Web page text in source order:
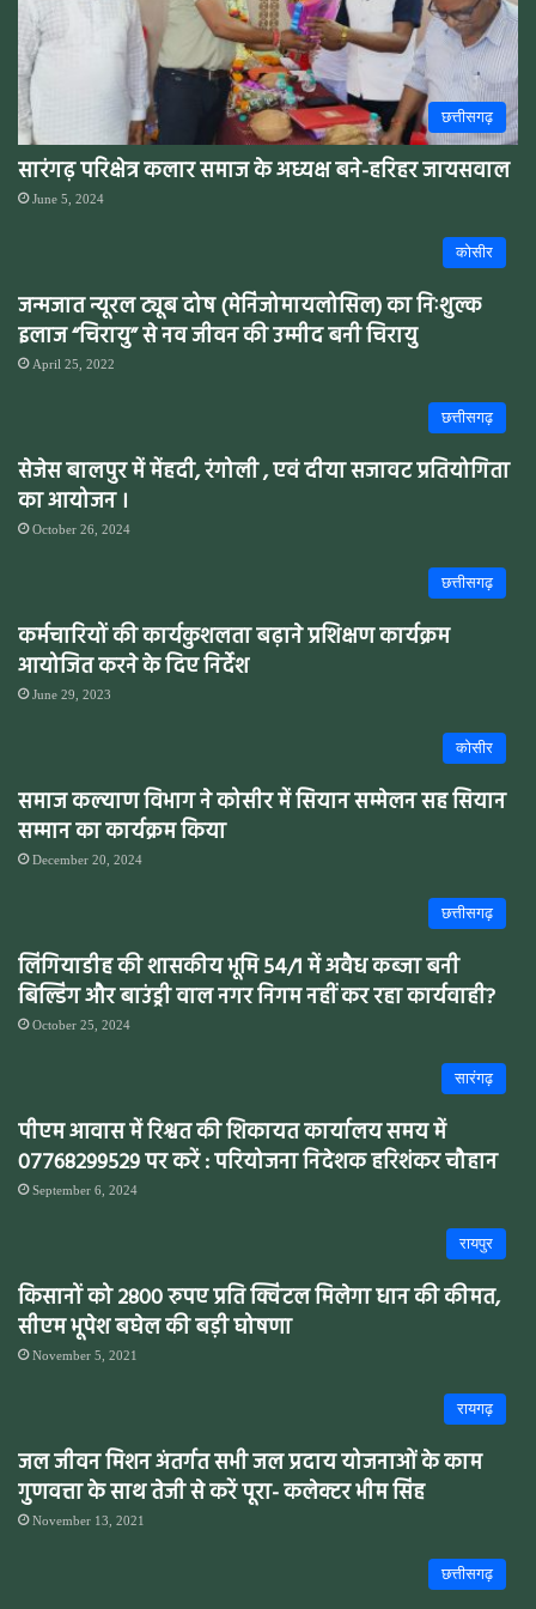
छत्तीसगढ़
सारंगढ़ परिक्षेत्र कलार समाज के अध्यक्ष बने-हरिहर जायसवाल
June 5, 2024
कोसीर
जन्मजात न्यूरल ट्यूब दोष (मेनिंजोमायलोसिल) का निःशुल्क
इलाज “चिरायु” से नव जीवन की उम्मीद बनी चिरायु
April 25, 2022
छत्तीसगढ़
सेजेस बालपुर में मेंहदी, रंगोली , एवं दीया सजावट प्रतियोगिता
का आयोजन ।
October 26, 2024
छत्तीसगढ़
कर्मचारियों की कार्यकुशलता बढ़ाने प्रशिक्षण कार्यक्रम
आयोजित करने के दिए निर्देश
June 29, 2023
कोसीर
समाज कल्याण विभाग ने कोसीर में सियान सम्मेलन सह सियान
सम्मान का कार्यक्रम किया
December 20, 2024
छत्तीसगढ़
लिंगियाडीह की शासकीय भूमि 54/1 में अवैध कब्जा बनी
बिल्डिंग और बाउंड्री वाल नगर निगम नहीं कर रहा कार्यवाही?
October 25, 2024
सारंगढ़
पीएम आवास में रिश्वत की शिकायत कार्यालय समय में
07768299529 पर करें : परियोजना निदेशक हरिशंकर चौहान
September 6, 2024
रायपुर
किसानों को 2800 रुपए प्रति क्विंटल मिलेगा धान की कीमत,
सीएम भूपेश बघेल की बड़ी घोषणा
November 5, 2021
रायगढ़
जल जीवन मिशन अंतर्गत सभी जल प्रदाय योजनाओं के काम
गुणवत्ता के साथ तेजी से करें पूरा- कलेक्टर भीम सिंह
November 13, 2021
छत्तीसगढ़